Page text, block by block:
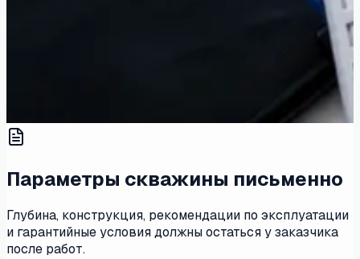
Параметры скважины письменно
Глубина, конструкция, рекомендации по эксплуатации
и гарантийные условия должны остаться у заказчика
после работ.